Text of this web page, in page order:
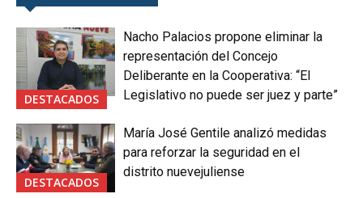
DESTACADOS
Nacho Palacios propone eliminar la
representación del Concejo
Deliberante en la Cooperativa: “El
Legislativo no puede ser juez y parte”
DESTACADOS
María José Gentile analizó medidas
para reforzar la seguridad en el
distrito nuevejuliense